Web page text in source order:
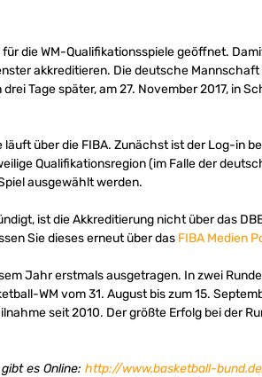
die WM-Qualifikationsspiele geöffnet.
akkreditieren. Die deutsche
Tage später, am 27. November 2017, in
läuft über die FIBA. Zunächst ist der Log-in
Qualifikationsregion (im Falle der
ausgewählt werden.
ist die Akkreditierung nicht über das
Sie dieses erneut über das FIBA Medien
Jahr erstmals ausgetragen. In zwei
WM vom 31. August bis zum 15.
seit 2010. Der größte Erfolg bei der
es Online: http://www.basketball-